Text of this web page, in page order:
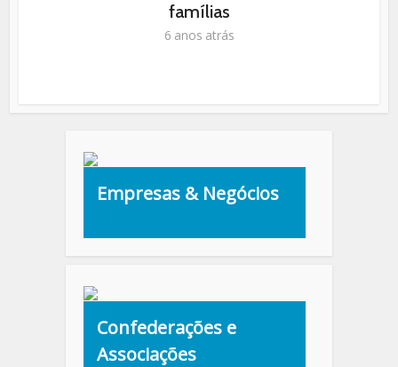
famílias
6 anos atrás
Empresas & Negócios
Confederações e
Associações